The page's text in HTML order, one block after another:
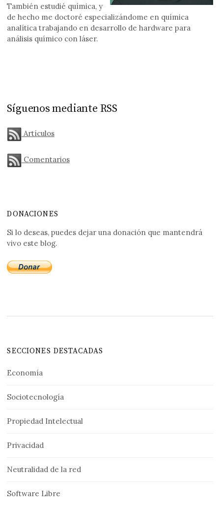
También estudié química, y
de hecho me doctoré especializándome en química
analítica trabajando en desarrollo de hardware para
análisis químico con láser.
Síguenos mediante RSS
Artículos
Comentarios
DONACIONES
Si lo deseas, puedes dejar una donación que mantendrá
vivo este blog.
SECCIONES DESTACADAS
Economía
Sociotecnología
Propiedad Intelectual
Privacidad
Neutralidad de la red
Software Libre